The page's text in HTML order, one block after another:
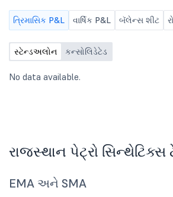
ત્રિમાસિક P&L વાર્ષિક P&L બૅલેન્સ શીટ
સ્ટેન્ડઅલોન કન્સોલિડેટેડ
No data available.
રાજસ્થાન પેટ્રો
EMA અને SMA